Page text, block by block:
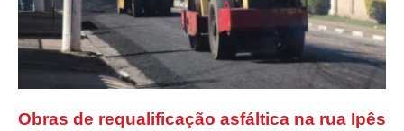
Obras de requalificação asfáltica na rua Ipês